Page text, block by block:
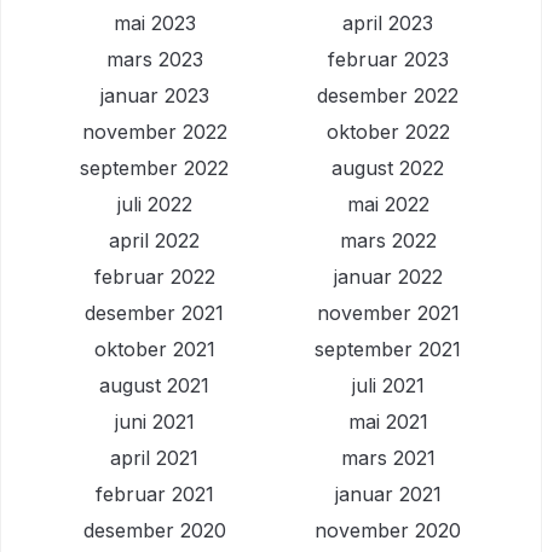
mai 2023
april 2023
mars 2023
februar 2023
januar 2023
desember 2022
november 2022
oktober 2022
september 2022
august 2022
juli 2022
mai 2022
april 2022
mars 2022
februar 2022
januar 2022
desember 2021
november 2021
oktober 2021
september 2021
august 2021
juli 2021
juni 2021
mai 2021
april 2021
mars 2021
februar 2021
januar 2021
desember 2020
november 2020